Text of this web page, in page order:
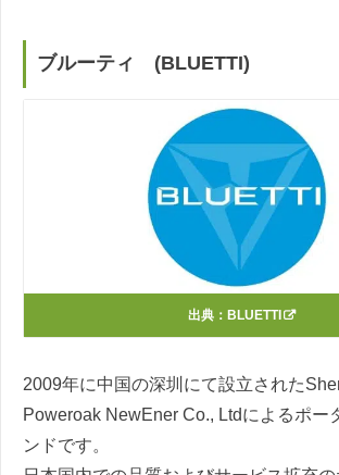
ブルーティ (BLUETTI)
出典： BLUETTI
2009年に中国の深圳にて設立された
Poweroak NewEner Co., Ltdによるポー
ンドです。